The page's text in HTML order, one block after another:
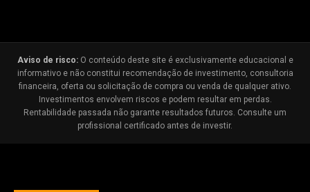
Aviso de risco:O conteúdo deste site é exclusivamente educacional e
informativo e não constitui recomendação de investimento, consultoria
financeira, oferta ou solicitação de compra ou venda de qualquer ativo.
Investimentos envolvem riscos e podem resultar em perdas.
Rentabilidade passada não garante resultados futuros. Consulte um
profissional certificado antes de investir.